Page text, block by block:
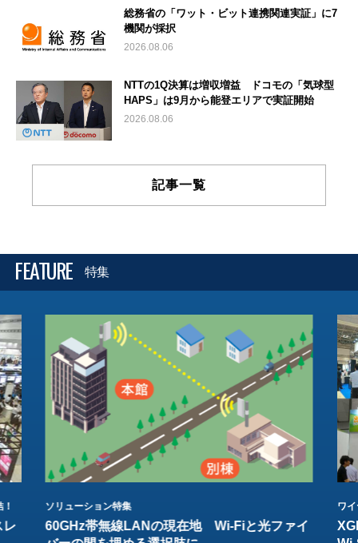
総務省の「ワット・ビット連携関連実証」に7
機関が採択
2026.08.06
NTTの1Q決算は増収増益 ドコモの「気球型
HAPS」は9月から能登エリアで実証開始
2026.08.06
記事一覧
FEATURE 特集
レ
ソリューション特集
60GHz帯無線LANの現在地 Wi-Fiと光ファイ
ワ